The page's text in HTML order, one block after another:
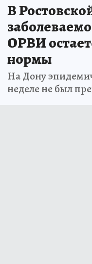
В
ОРВИ
нормы
На Дону
неделе не был